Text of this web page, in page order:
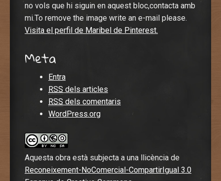
no vols que hi siguin en aquest bloc,contacta amb
mi.To remove the image write an e-mail please.
Visita el perfil de Maribel de Pinterest.
Meta
Entra
RSS dels articles
RSS dels comentaris
WordPress.org
Aquesta obra està subjecta a una llicència de
Reconeixement-NoComercial-CompartirIgual 3.0